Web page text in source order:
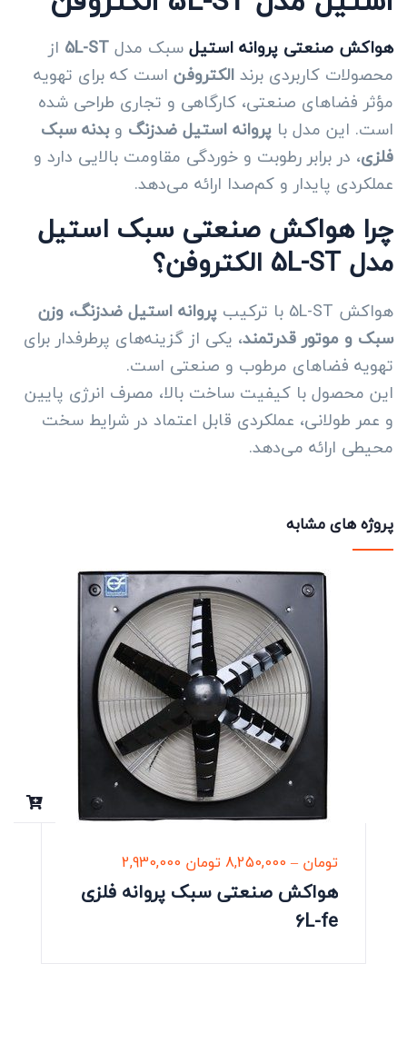
هواکش صنعتی پروانه استیلسبک مدل5L-ST از
محصولات کاربردی برندالکتروفن است که برای تهویه
مؤثر فضاهای صنعتی، کارگاهی و تجاری طراحی شده
است. این مدل با پروانه استیل ضدزنگ وبدنه سبک
فلزی، در برابر رطوبت و خوردگی مقاومت بالایی دارد و
عملکردی پایدار و کم‌صدا ارائه می‌دهد.
چرا هواکش صنعتی سبک استیل
مدل 5L-ST الکتروفن؟
هواکش 5L-ST با ترکیب
پروانه استیل ضدزنگ، وزن
سبک و موتور قدرتمند، یکی از گزینه‌های پرطرفدار برای
تهویه فضاهای مرطوب و صنعتی است.
این محصول با کیفیت ساخت بالا، مصرف انرژی پایین
و عمر طولانی، عملکردی قابل اعتماد در شرایط سخت
محیطی ارائه می‌دهد.
پروژه های مشابه
2,930,000 تومان –
8,250,000تومان
هواکش صنعتی سبک پروانه فلزی
6L-fe